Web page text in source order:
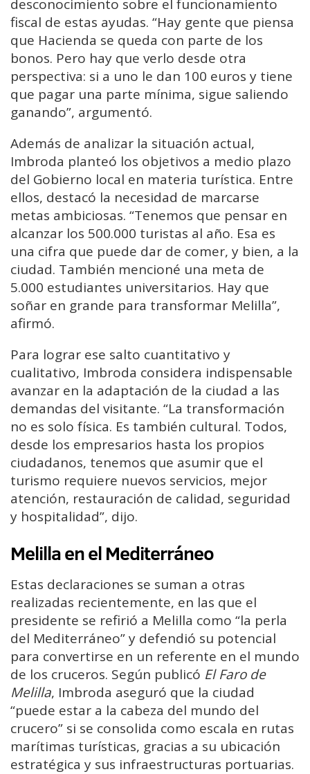
desconocimiento sobre el funcionamiento
fiscal de estas ayudas. “Hay gente que piensa
que Hacienda se queda con parte de los
bonos. Pero hay que verlo desde otra
perspectiva: si a uno le dan 100 euros y tiene
que pagar una parte mínima, sigue saliendo
ganando”, argumentó.
Además de analizar la situación actual,
Imbroda planteó los objetivos a medio plazo
del Gobierno local en materia turística. Entre
ellos, destacó la necesidad de marcarse
metas ambiciosas. “Tenemos que pensar en
alcanzar los 500.000 turistas al año. Esa es
una cifra que puede dar de comer, y bien, a la
ciudad. También mencioné una meta de
5.000 estudiantes universitarios. Hay que
soñar en grande para transformar Melilla”,
afirmó.
Para lograr ese salto cuantitativo y
cualitativo, Imbroda considera indispensable
avanzar en la adaptación de la ciudad a las
demandas del visitante. “La transformación
no es solo física. Es también cultural. Todos,
desde los empresarios hasta los propios
ciudadanos, tenemos que asumir que el
turismo requiere nuevos servicios, mejor
atención, restauración de calidad, seguridad
y hospitalidad”, dijo.
Melilla en el Mediterráneo
Estas declaraciones se suman a otras
realizadas recientemente, en las que el
presidente se refirió a Melilla como “la perla
del Mediterráneo” y defendió su potencial
para convertirse en un referente en el mundo
de los cruceros. Según publicó El Faro de
Melilla, Imbroda aseguró que la ciudad
“puede estar a la cabeza del mundo del
crucero” si se consolida como escala en rutas
marítimas turísticas, gracias a su ubicación
estratégica y sus infraestructuras portuarias.